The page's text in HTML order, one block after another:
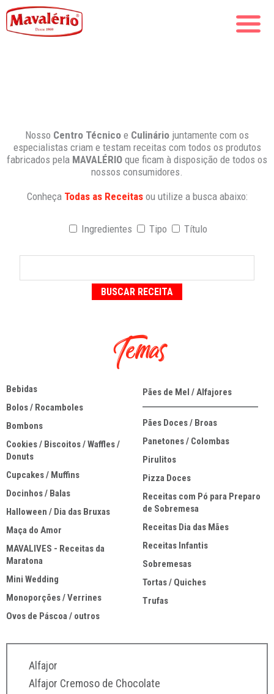
Nosso Centro Técnico e Culinário juntamente com os
especialistas criam e testam receitas com todos os produtos
fabricados pela MAVALÉRIO que ficam à disposição de todos os
nossos consumidores.
Conheça Todas as Receitasou utilize a busca abaixo:
Ingredientes Tipo Título
Temas
Bebidas
Bolos / Rocamboles
Bombons
Cookies / Biscoitos / Waffles /
Donuts
Cupcakes / Muffins
Docinhos / Balas
Halloween / Dia das Bruxas
Maça do Amor
MAVALIVES - Receitas da
Maratona
Mini Wedding
Monoporções / Verrines
Ovos de Páscoa / outros
Pães de Mel / Alfajores
Pães Doces / Broas
Panetones / Colombas
Pirulitos
Pizza Doces
Receitas com Pó para Preparo
de Sobremesa
Receitas Dia das Mães
Receitas Infantis
Sobremesas
Tortas / Quiches
Trufas
Alfajor
Alfajor Cremoso de Chocolate